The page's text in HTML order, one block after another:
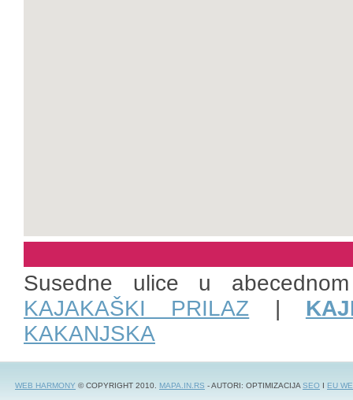
Susedne ulice u
KAJAKAŠKI PRILAZ |
KAKANJSKA
WEB HARMONY © COPYRIGHT 2010. MAPA.IN.RS - AUTORI: OPTIMIZACIJASEO I EU